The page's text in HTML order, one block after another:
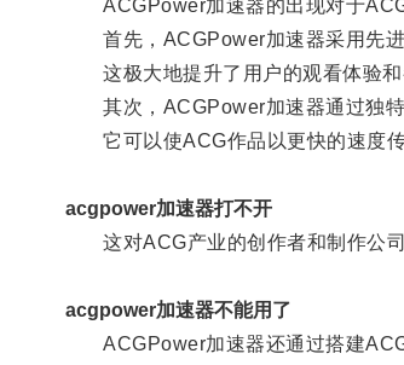
ACGPower加速器的出现对于ACG
首先，ACGPower加速器采用先进
这极大地提升了用户的观看体验和
其次，ACGPower加速器通过独特
它可以使ACG作品以更快的速度传
acgpower加速器打不开
这对ACG产业的创作者和制作公司
acgpower加速器不能用了
ACGPower加速器还通过搭建ACG